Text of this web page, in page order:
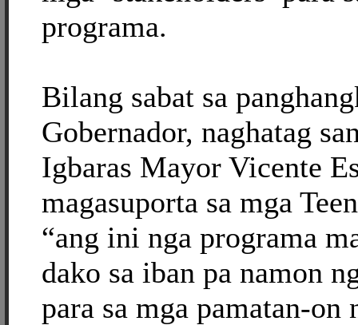
programa.
Bilang sabat sa
Gobernador, naghatag
Igbaras Mayor Vicente
magasuporta sa mga
“ang ini nga programa
dako sa iban pa namon
para sa mga pamatan-on